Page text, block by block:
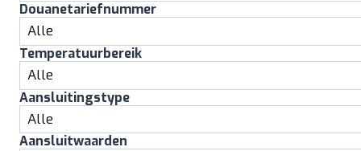
Douanetariefnummer
Temperatuurbereik
Aansluitingstype
Aansluitwaarden